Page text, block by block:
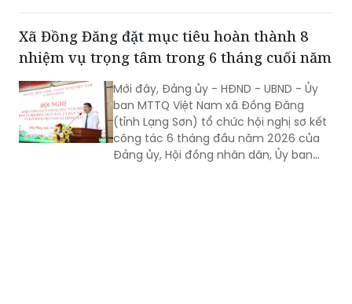
Xã Đồng Đăng đặt mục tiêu hoàn thành 8
nhiệm vụ trọng tâm trong 6 tháng cuối năm
Mới đây, Đảng ủy - HĐND - UBND - Ủy
ban MTTQ Việt Nam xã Đồng Đăng
(tỉnh Lạng Sơn) tổ chức hội nghị sơ kết
công tác 6 tháng đầu năm 2026 của
Đảng ủy, Hội đồng nhân dân, Ủy ban